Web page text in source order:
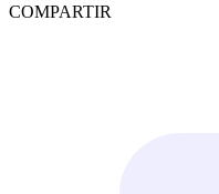
COMPARTIR